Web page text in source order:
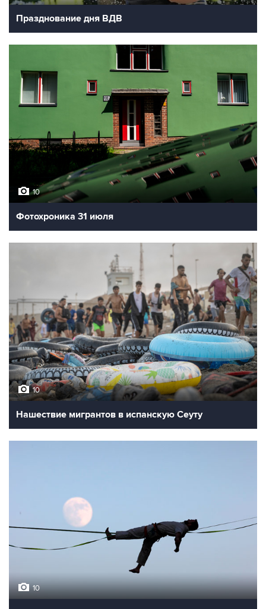
Празднование дня ВДВ
10
Фотохроника 31 июля
10
Нашествие мигрантов в испанскую Сеуту
10